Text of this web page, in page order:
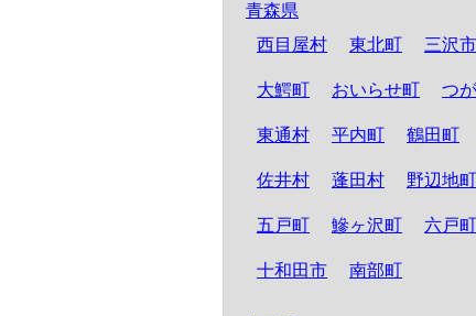
青森県
西目屋村
東北町 三沢市
大鰐町 おいらせ町 つ
東通村 平内町 鶴田町
佐井村 蓬田村 野辺地町
五戸町 鰺ヶ沢町 六戸町
十和田市 南部町